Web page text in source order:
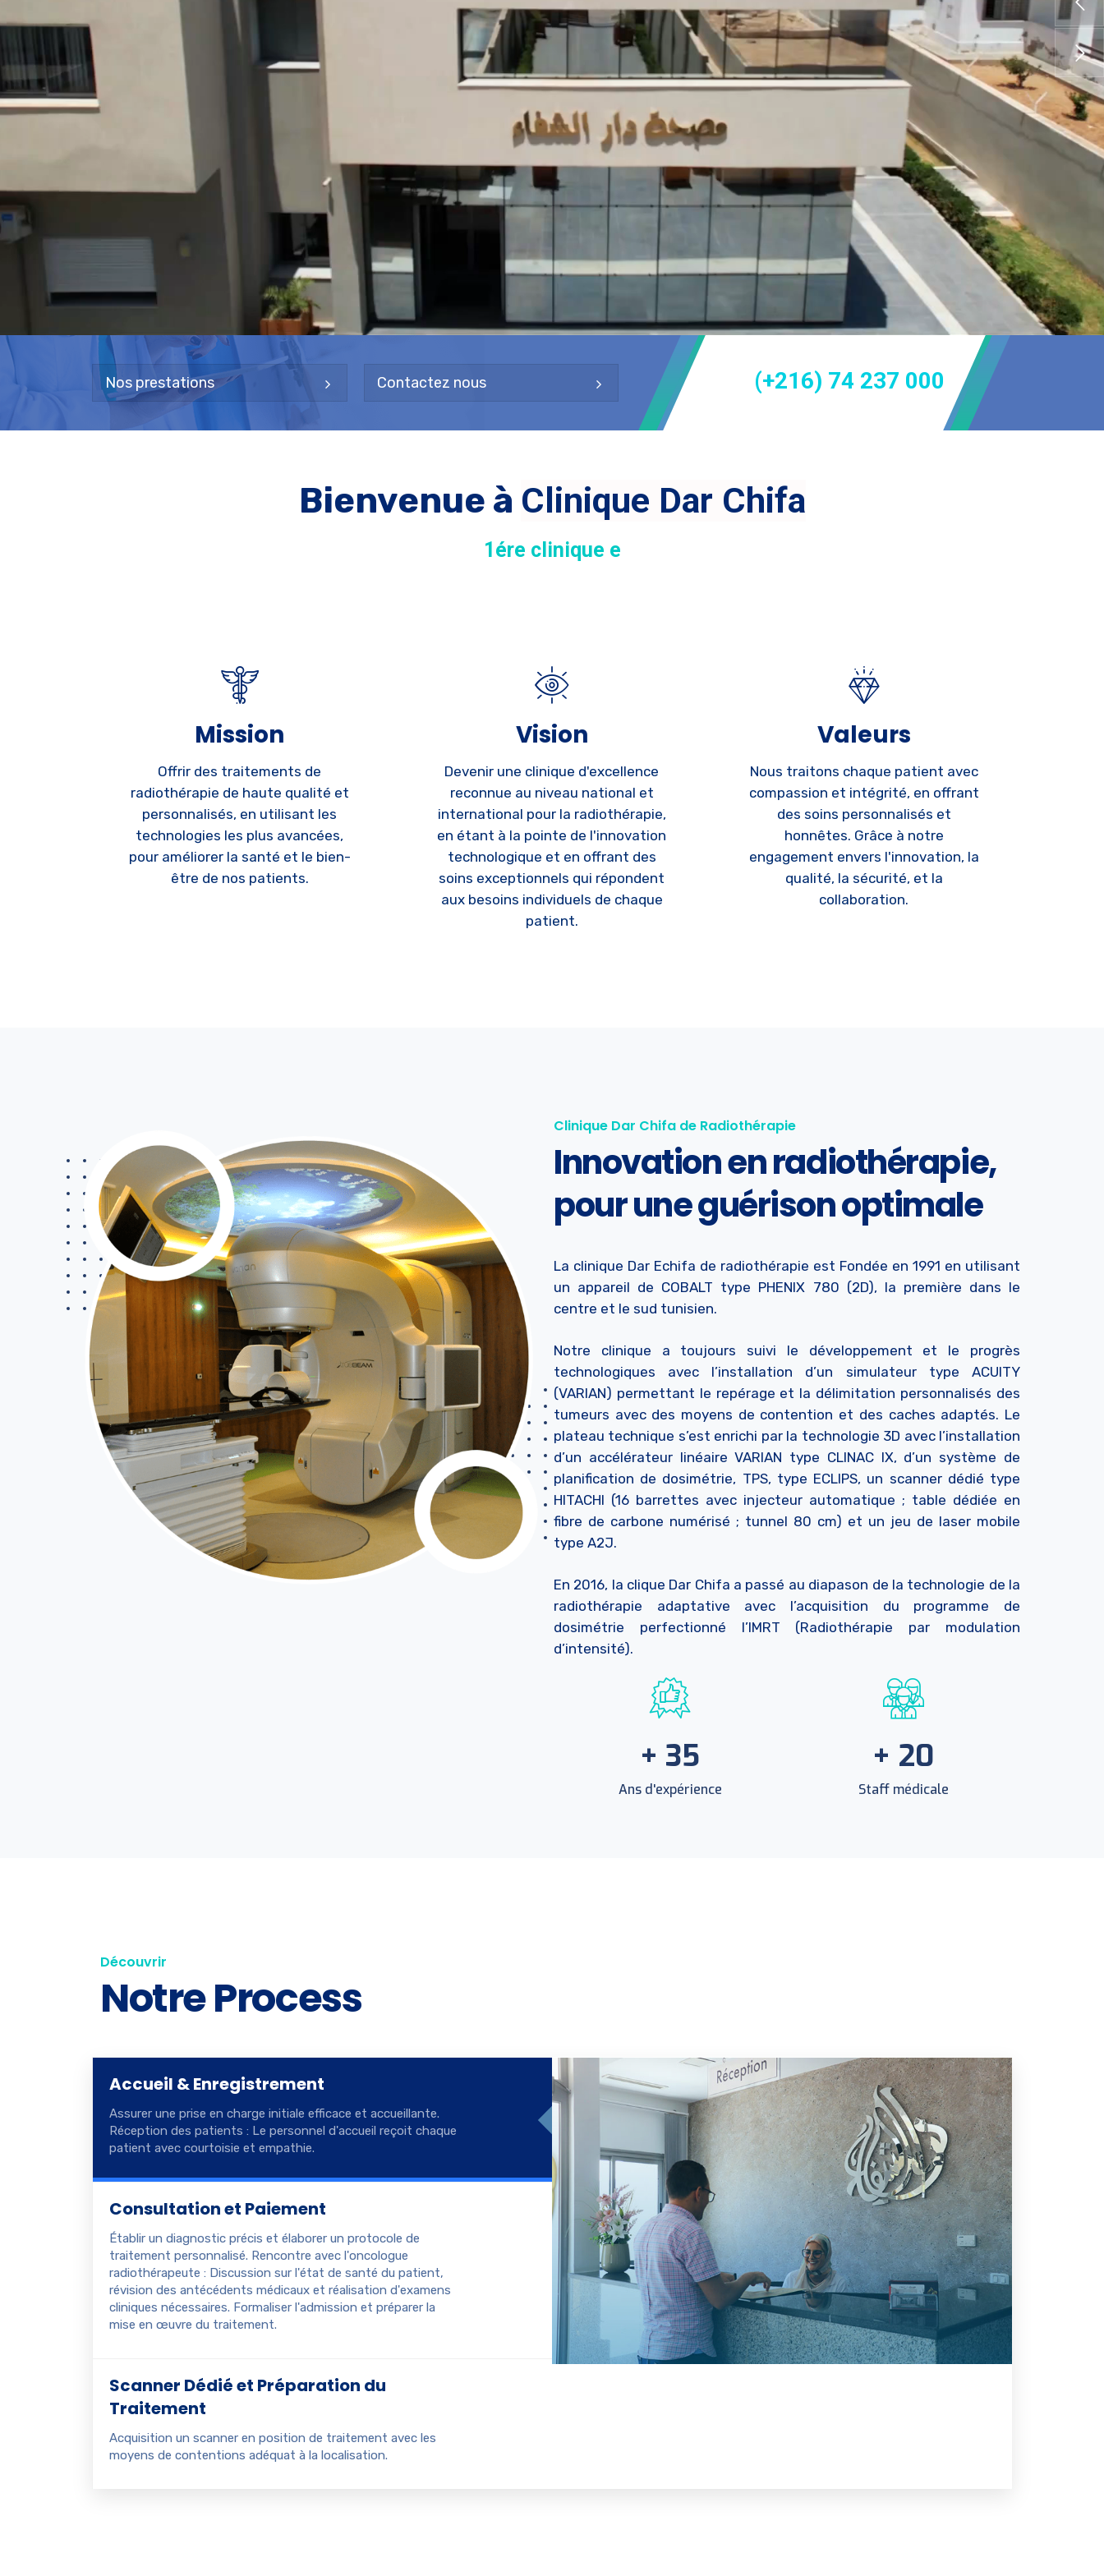
Nos prestations Contactez nous (+216) 74 237 000
Bienvenue à C
li nique en Tu ni
Mission
Offrir des traitements de
radiothérapie de haute qualité et
personnalisés, en utilisant les
technologies les plus avancées,
pour améliorer la santé et le bien-
être de nos patients.
Vision
Devenir une clinique d'excellence
reconnue au niveau national et
international pour la radiothérapie,
en étant à la pointe de l'innovation
technologique et en offrant des
soins exceptionnels qui répondent
aux besoins individuels de chaque
patient.
Valeurs
Nous traitons chaque patient avec
compassion et intégrité, en offrant
des soins personnalisés et
honnêtes. Grâce à notre
engagement envers l'innovation, la
qualité, la sécurité, et la
collaboration.
Clinique Dar Chifa de Radiothérapie
Innovation en radiothérapie,
pour une guérison optimale
La clinique Dar Echifa de radiothérapie est Fondée en 1991 en utilisant
un appareil de COBALT type PHENIX 780 (2D), la première dans le
centre et le sud tunisien.
Notre clinique a toujours suivi le développement et le progrès
technologiques avec l’installation d’un simulateur type ACUITY
(VARIAN) permettant le repérage et la délimitation personnalisés des
tumeurs avec des moyens de contention et des caches adaptés. Le
plateau technique s’est enrichi par la technologie 3D avec l’installation
d’un accélérateur linéaire VARIAN type CLINAC IX, d’un système de
planification de dosimétrie, TPS, type ECLIPS, un scanner dédié type
HITACHI (16 barrettes avec injecteur automatique ; table dédiée en
fibre de carbone numérisé ; tunnel 80 cm) et un jeu de laser mobile
type A2J.
En 2016, la clique Dar Chifa a passé au diapason de la technologie de la
radiothérapie adaptative avec l’acquisition du programme de
dosimétrie perfectionné l’IMRT (Radiothérapie par modulation
d’intensité).
+ 35
Ans d'expérience
+ 20
Staff médicale
Découvrir
Notre Process
Accueil & Enregistrement
Assurer une prise en charge initiale efficace et accueillante.
Réception des patients : Le personnel d'accueil reçoit chaque
patient avec courtoisie et empathie.
Consultation et Paiement
Établir un diagnostic précis et élaborer un protocole de
traitement personnalisé. Rencontre avec l'oncologue
radiothérapeute : Discussion sur l'état de santé du patient,
révision des antécédents médicaux et réalisation d'examens
cliniques nécessaires. Formaliser l'admission et préparer la
mise en œuvre du traitement.
Scanner Dédié et Préparation du
Traitement
Acquisition un scanner en position de traitement avec les
moyens de contentions adéquat à la localisation.